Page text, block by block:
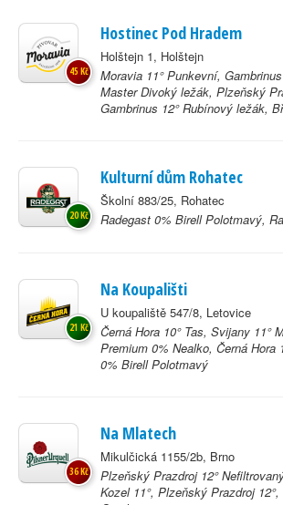
Hostinec Pod Hradem
Holštejn 1, Holštejn
Moravia 11° Punkevní,
Master Divoký ležák, Plzeňský
Gambrinus 12° Rubínový ležák,
45 Kč
Kulturní dům Rohatec
Školní 883/25, Rohatec
Radegast 0% Birell Polotmavý,
20 Kč
Na Koupališti
U koupaliště 547/8, Letovice
Černá Hora 10° Tas, Svijany 11°
Premium 0% Nealko, Černá Hora
0% Birell Polotmavý
21 Kč
Na Mlatech
Mikulčická 1155/2b, Brno
Plzeňský Prazdroj 12°
Kozel 11°, Plzeňský Prazdroj 12°,
36 Kč